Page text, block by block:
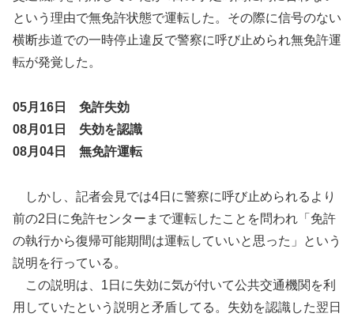
という理由で無免許状態で運転した。その際に信号のない
横断歩道での一時停止違反で警察に呼び止められ無免許運
転が発覚した。
05月16日 免許失効
08月01日 失効を認識
08月04日 無免許運転
しかし、記者会見では4日に警察に呼び止められるより
前の2日に免許センターまで運転したことを問われ「免許
の執行から復帰可能期間は運転していいと思った」という
説明を行っている。
この説明は、1日に失効に気が付いて公共交通機関を利
用していたという説明と矛盾してる。失効を認識した翌日